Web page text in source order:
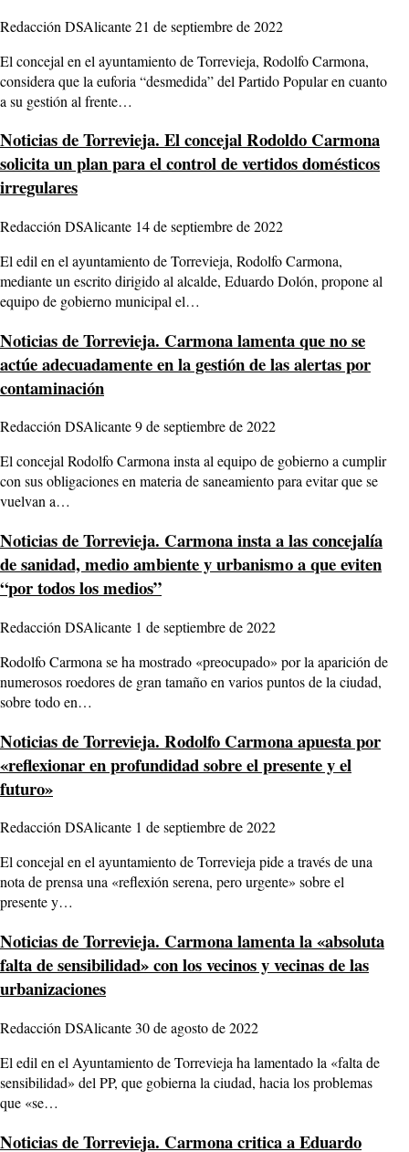
Redacción DSAlicante21 de septiembre de 2022
El concejal en el ayuntamiento de Torrevieja, Rodolfo Carmona,
considera que la euforia “desmedida” del Partido Popular en cuanto
a su gestión al frente…
Noticias de Torrevieja. El concejal Rodoldo Carmona
solicita un plan para el control de vertidos domésticos
irregulares
Redacción DSAlicante 14 de septiembre de 2022
El edil en el ayuntamiento de Torrevieja, Rodolfo Carmona,
mediante un escrito dirigido al alcalde, Eduardo Dolón, propone al
equipo de gobierno municipal el…
Noticias de Torrevieja. Carmona lamenta que no se
actúe adecuadamente en la gestión de las alertas por
contaminación
Redacción DSAlicante9 de septiembre de 2022
El concejal Rodolfo Carmona insta al equipo de gobierno a cumplir
con sus obligaciones en materia de saneamiento para evitar que se
vuelvan a…
Noticias de Torrevieja. Carmona insta a las concejalía
de sanidad, medio ambiente y urbanismo a que eviten
“por todos los medios”
Redacción DSAlicante 1 de septiembre de 2022
Rodolfo Carmona se ha mostrado «preocupado» por la aparición de
numerosos roedores de gran tamaño en varios puntos de la ciudad,
sobre todo en…
Noticias de Torrevieja. Rodolfo Carmona apuesta por
«reflexionar en profundidad sobre el presente y el
futuro»
Redacción DSAlicante 1 de septiembre de 2022
El concejal en el ayuntamiento de Torrevieja pide a través de una
nota de prensa una «reflexión serena, pero urgente» sobre el
presente y…
Noticias de Torrevieja. Carmona lamenta la «absoluta
falta de sensibilidad» con los vecinos y vecinas de las
urbanizaciones
Redacción DSAlicante30 de agosto de 2022
El edil en el Ayuntamiento de Torrevieja ha lamentado la «falta de
sensibilidad» del PP, que gobierna la ciudad, hacia los problemas
que «se…
Noticias de Torrevieja. Carmona critica a Eduardo